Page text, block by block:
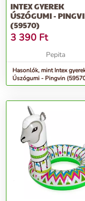
INTEX GYEREK
ÚSZÓGUMI -
(59570)
3 390 Ft
Pepita
Hasonlók, mint Intex
Úszógumi - Pingvin